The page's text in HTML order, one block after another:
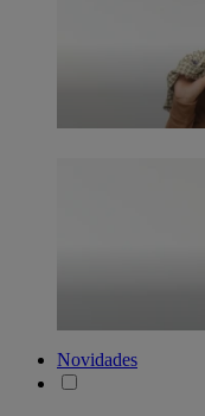
Novidades